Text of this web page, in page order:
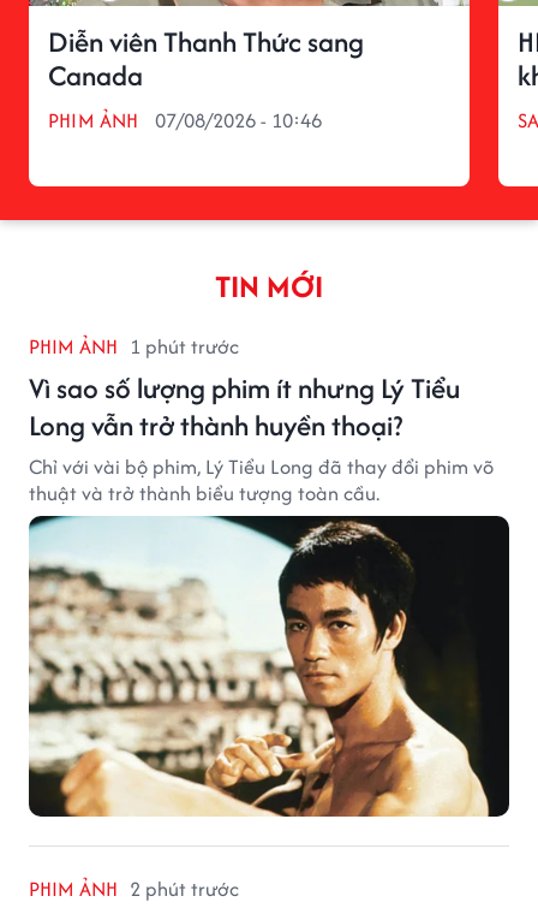
Diễn viên Thanh Thức sang
Canada
PHIM ẢNH 07/08/2026 - 10:46
TIN MỚI
PHIM ẢNH 1 phút trước
Vì sao số lượng phim ít nhưng Lý Tiểu
Long vẫn trở thành huyền thoại?
Chỉ với vài bộ phim, Lý Tiểu Long đã thay đổi phim võ
thuật và trở thành biểu tượng toàn cầu.
PHIM ẢNH 2 phút trước